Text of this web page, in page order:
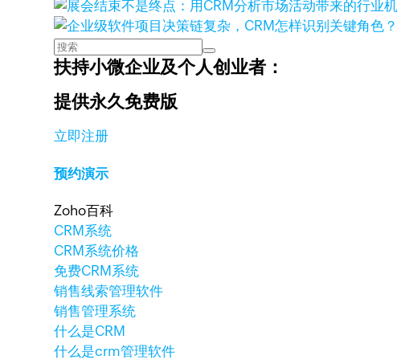
扶持小微企业及个人创业者：
提供永久免费版
立即注册
预约演示
Zoho百科
CRM系统
CRM系统价格
免费CRM系统
销售线索管理软件
销售管理系统
什么是CRM
什么是crm管理软件